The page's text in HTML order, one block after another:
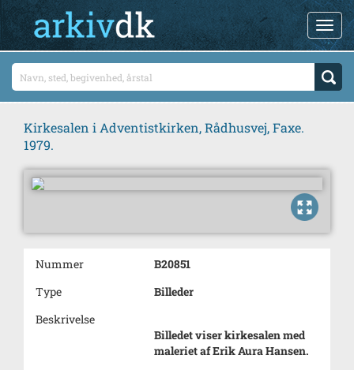
Kirkesalen i Adventistkirken, Rådhusvej, Faxe.
1979.
Nummer
B20851
Type
Billeder
Beskrivelse
Billedet viser kirkesalen med
maleriet af Erik Aura Hansen.